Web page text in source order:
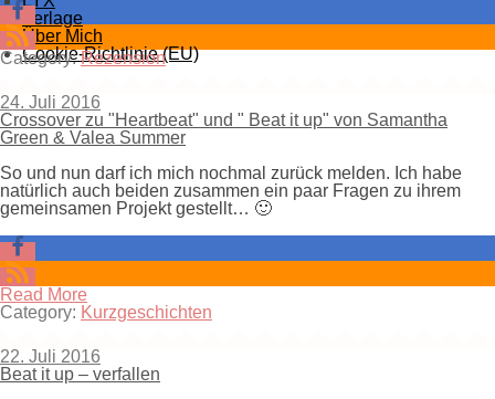
Verlage
Über Mich
Cookie-Richtlinie (EU)
Category:Rezension
24. Juli 2016
Crossover zu "Heartbeat" und " Beat it up" von Samantha
Green & Valea Summer
So und nun darf ich mich nochmal zurück melden. Ich habe
natürlich auch beiden zusammen ein paar Fragen zu ihrem
gemeinsamen Projekt gestellt… 🙂
Read More
Category: Kurzgeschichten
22. Juli 2016
Beat it up – verfallen